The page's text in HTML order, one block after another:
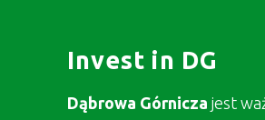
Invest in DG
Dąbrowa Górnicza jest